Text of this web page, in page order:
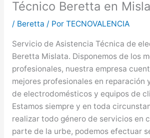
Técnico Beretta en
/ Beretta / Por TECNOVALENCIA
Servicio de Asistencia Técnica de
Beretta Mislata. Disponemos de los
profesionales, nuestra empresa
mejores profesionales en reparación
de electrodomésticos y equipos de
Estamos siempre y en toda
realizar todo género de servicios en
parte de la urbe, podemos efectuar